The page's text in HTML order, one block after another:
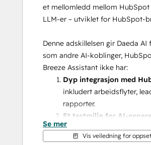
et mellomledd mellom
LLM-er – utviklet for HubSpot-
Denne adskillelsen gir Daeda AI
som andre AI-koblinger,
Breeze Assistant ikke har:
Dyp integrasjon med
inkludert arbeidsflyter,
rapporter.
Et testmiljø for AI-
endringer – LLM-en din
HubSpot, den kan bare
Se mer
Vis veiledning for